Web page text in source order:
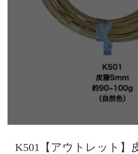
K501【アウトレット】